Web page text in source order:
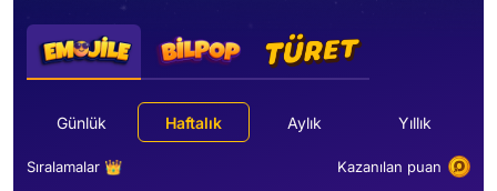
Günlük Haftalık Aylık Yıllık
Sıralamalar 👑 Kazanılan puan